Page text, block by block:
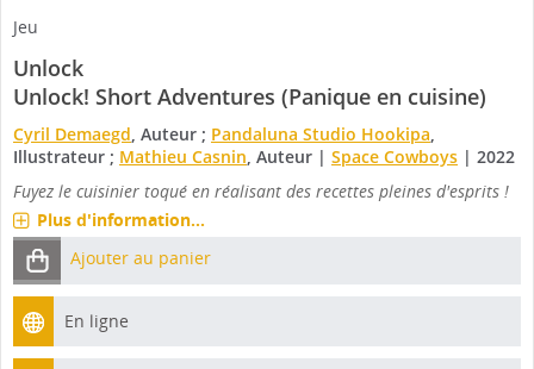
Jeu
Unlock
Unlock! Short Adventures (Panique en cuisine)
Cyril Demaegd, Auteur ; Pandaluna Studio Hookipa,
Illustrateur ; Mathieu Casnin, Auteur | Space Cowboys | 2022
Fuyez le cuisinier toqué en réalisant des recettes pleines d'esprits !
Plus d'information...
Ajouter au panier
En ligne